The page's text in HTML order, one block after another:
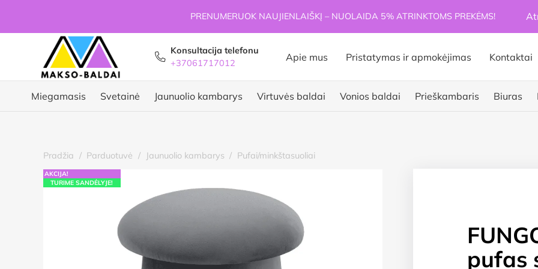
PRENUMERUOK NAUJIENLAIŠKĮ – NUOLAIDA 5% ATRINKTOMS PREKĖMS!
Konsultacija telefonu
+37061717012
Apie mus Pristatymas ir apmokėjimas Kontaktai
Miegamasis Svetainė Jaunuolio kambarys Virtuvės baldai Vonios baldai Prieškambaris Biuras
Pradžia / Parduotuvė / Jaunuolio kambarys / Pufai/minkštasuoliai
AKCIJA!
TURIME SANDĖLYJE!
pufas